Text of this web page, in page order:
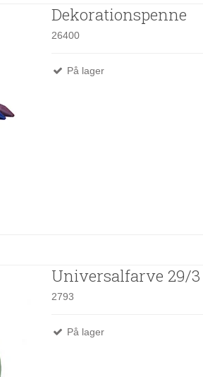
Dekorationspenne
26400
På lager
Universalfarve 29/3
2793
På lager